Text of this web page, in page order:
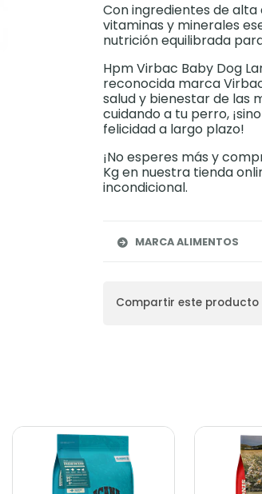
Con ingredientes de
vitaminas y minerales
nutrición equilibrada
Hpm Virbac Baby Dog
reconocida marca
salud y bienestar de las
cuidando a tu perro,
felicidad a largo plazo!
¡No esperes más y
Kg en nuestra tienda
incondicional.
MARCA ALIMENTOS
Compartir este producto